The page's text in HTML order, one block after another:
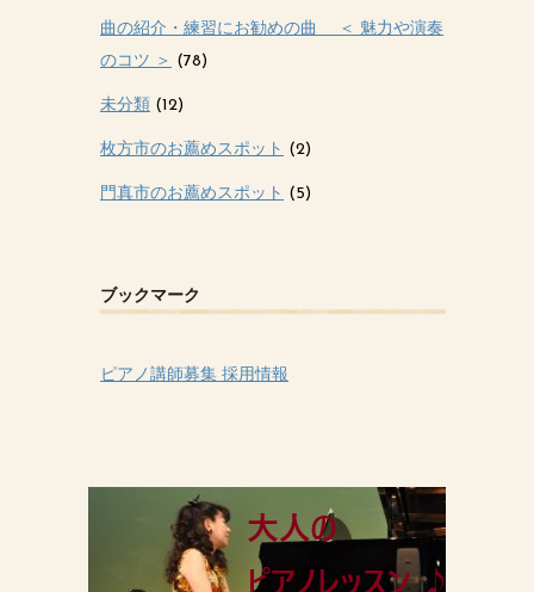
曲の紹介・練習にお勧めの曲 ＜ 魅力や演奏
のコツ ＞ (78)
未分類 (12)
枚方市のお薦めスポット (2)
門真市のお薦めスポット (5)
ブックマーク
ピアノ講師募集 採用情報